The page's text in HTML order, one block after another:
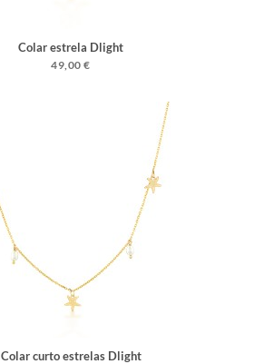
Colar estrela Dlight
49,00 €
Colar curto estrelas Dlight